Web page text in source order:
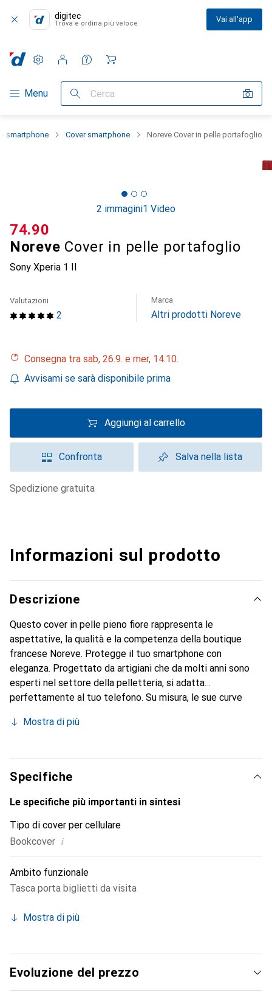
digitec
Trova e ordina più veloce Vai all'app
Categoria Navigazione
Menu Cerca
Impostazioni
Conto cliente
Liste di confronto
Liste dei desideri
Carrello
smartphone Cover smartphone Noreve Cover in pelle portafoglio
2 immagini1 Video
Noreve Cover in pelle portafoglio
Sony Xperia 1 II
CHF
74.90
2
Valutazioni Marca
Altri prodotti Noreve
Consegna tra sab, 26.9. e mer, 14.10.
Avvisami se sarà disponibile prima
Aggiungi al carrello
Confronta Salva nella lista
spedizione gratuita
Informazioni sul prodotto
Descrizione
Questo cover in pelle pieno fiore rappresenta le
aspettative, la qualità e la competenza della boutique
francese Noreve. Protegge il tuo smartphone con
eleganza. Progettato da artigiani che da molti anni sono
esperti nel settore della pelletteria, si adatta
perfettamente al tuo telefono. Su misura, le sue curve
accessorio elegante e indispensabile per il tuo
prodotti di alta qualità, il marchio Noreve è una scelta
sicura per una clientela esigente.
Mostra di più
Specifiche
Le specifiche più importanti in sintesi
Tipo di cover per cellulare
Bookcover i
Ambito funzionale
Tasca porta biglietti da visita
Mostra di più
Evoluzione del prezzo